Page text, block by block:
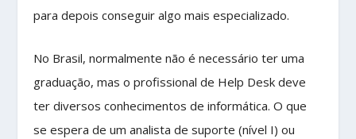
para depois conseguir algo mais especializado.
No Brasil, normalmente não é necessário ter uma
graduação, mas o profissional de Help Desk deve
ter diversos conhecimentos de informática. O que
se espera de um analista de suporte (nível I) ou